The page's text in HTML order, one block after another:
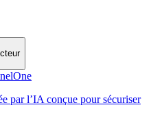
par l’IA conçue pour sécuriser